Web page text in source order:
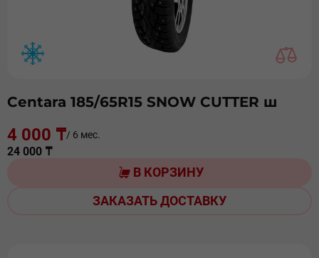
Centara 185/65R15 SNOW CUTTER ш
4 000 ₸/ 6 мес.
24 000 ₸
В КОРЗИНУ
ЗАКАЗАТЬ ДОСТАВКУ